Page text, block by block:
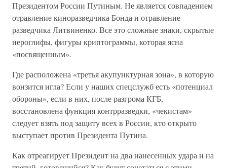
Президентом России Путиным. Не является совпадением
отравление киноразведчика Бонда и отравление
разведчика Литвиненко. Все это сложные знаки, скрытые
иероглифы, фигуры криптограммы, которая ясна
«посвященным».
Где расположена «третья акупунктурная зона», в которую
вонзится игла? Если у наших спецслужб есть «потенциал
обороны», если в них, после разгрома КГБ,
восстановлена функция контрразведки, «чекистам»
следует взять под защиту всех в России, кто открыто
выступает против Президента Путина.
Как отреагирует Президент на два нанесенных удара и на